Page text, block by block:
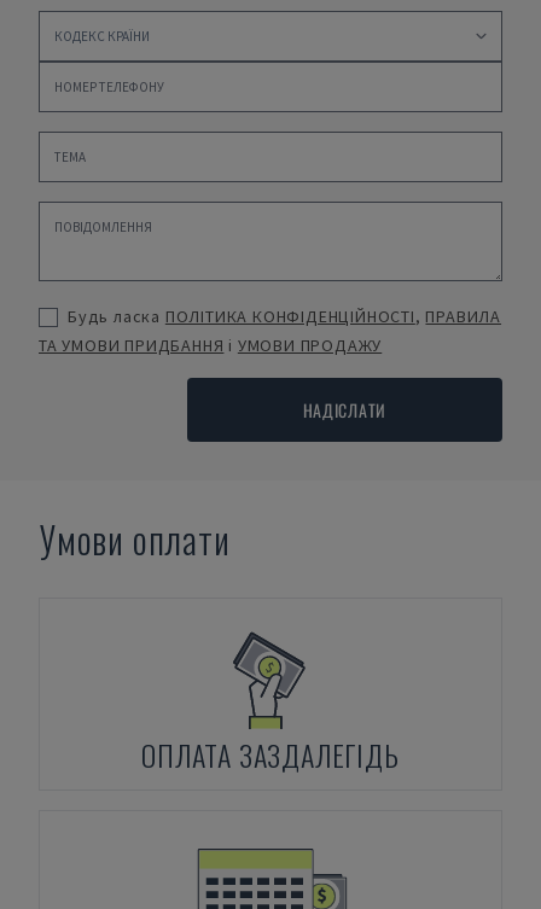
Будь ласка ПОЛІТИКА КОНФІДЕНЦІЙНОСТІ, ПРАВИЛА
ТА УМОВИ ПРИДБАННЯ і УМОВИ ПРОДАЖУ
НАДІСЛАТИ
Умови оплати
ОПЛАТА ЗАЗДАЛЕГІДЬ